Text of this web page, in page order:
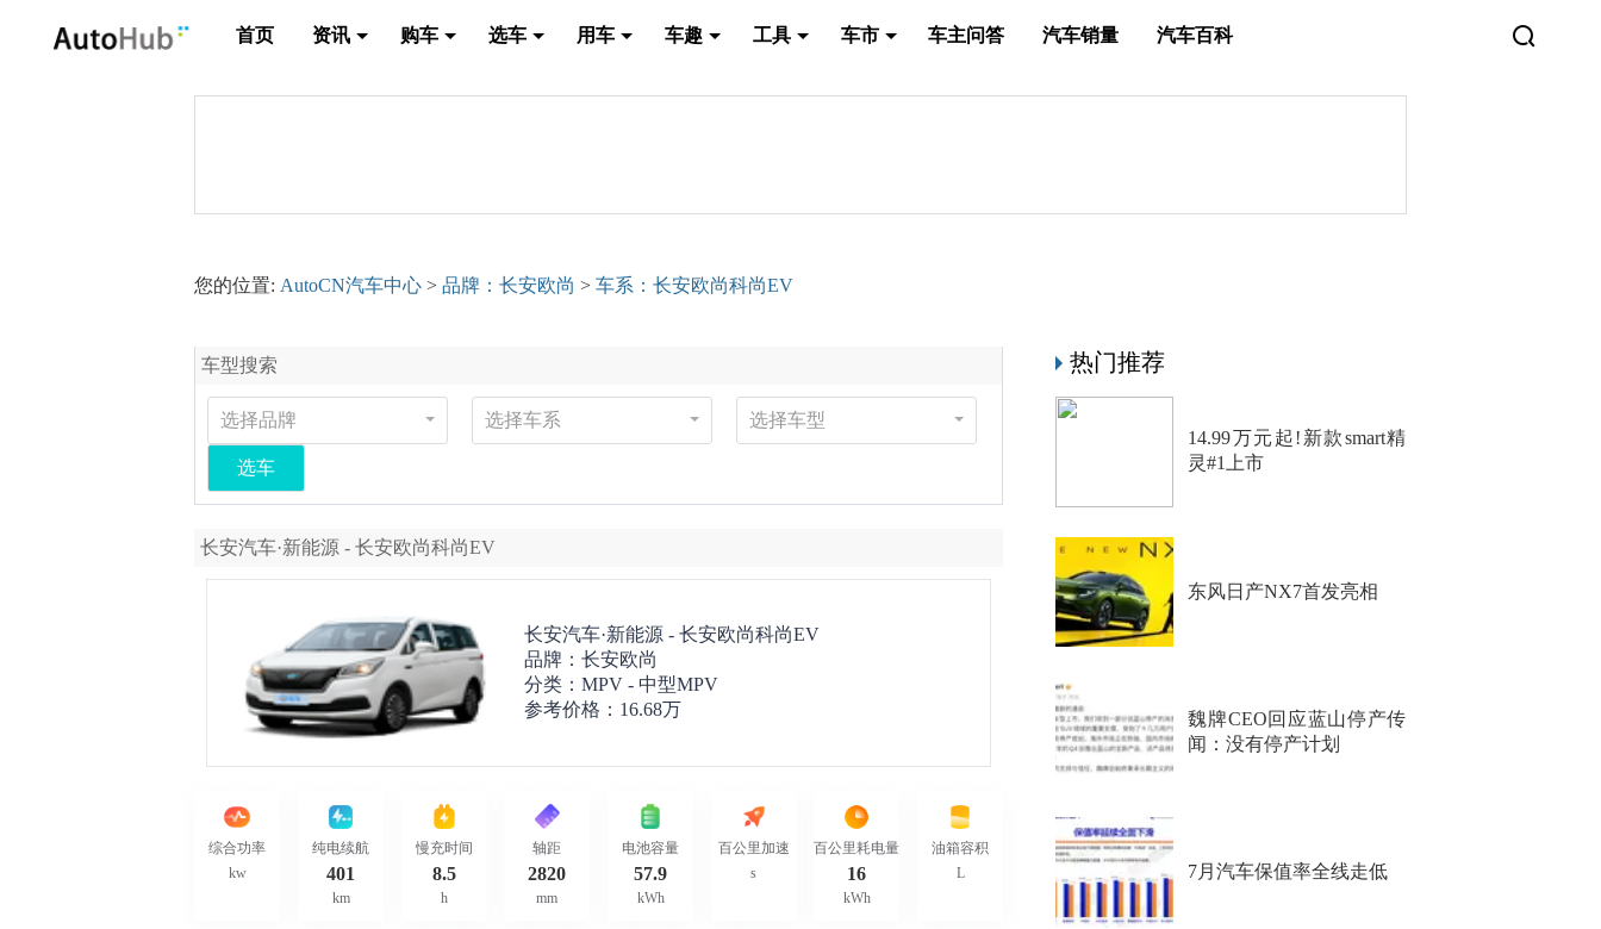
首页 资讯 购车 选车 用车 车趣 工具 车市 车主问答 汽车销量 汽车百科
您的位置: AutoCN汽车中心 >品牌：长安欧尚 >车系：长安欧尚科尚EV
车型搜索
选择品牌 选择车系 选择车型
选车
长安汽车·新能源 - 长安欧尚科尚EV
长安汽车·新能源 - 长安欧尚科尚EV
品牌： 长安欧尚
分类：MPV - 中型MPV
参考价格： 16.68万
综合功率
kw
纯电续航
401
km
慢充时间
8.5
h
轴距
2820
mm
电池容量
57.9
kWh
百公里加速
s
百公里耗电量
16
kWh
油箱容积
L
热门推荐
14.99万元起!新款smart精
灵#1上市
东风日产NX7首发亮相
魏牌CEO回应蓝山停产传
闻：没有停产计划
7月汽车保值率全线走低